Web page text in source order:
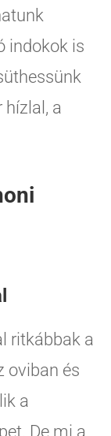
indokok is
a
ritkábbak a
oviban és
a
De mi a